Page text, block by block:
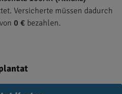
Versicherte müssen dadurch
0 € bezahlen.